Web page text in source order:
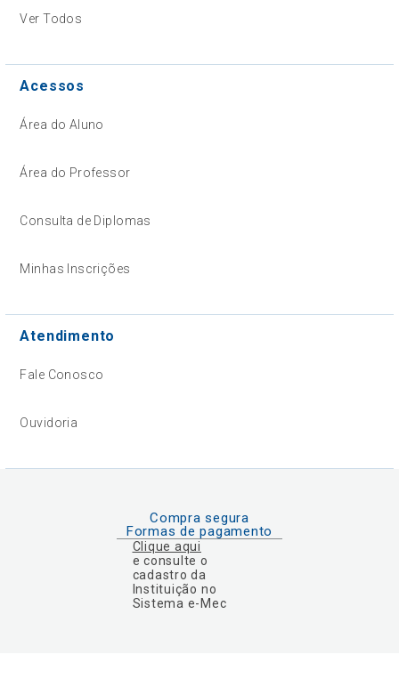
Ver Todos
Acessos
Área do Aluno
Área do Professor
Consulta de Diplomas
Minhas Inscrições
Atendimento
Fale Conosco
Ouvidoria
Compra segura
Formas de pagamento
Clique aqui
e consulte o
cadastro da
Instituição no
Sistema e-Mec